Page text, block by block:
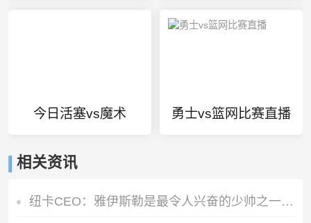
今日活塞vs魔术 勇士vs篮网比赛直播
相关资讯
纽卡CEO：雅伊斯勒是最令人兴奋的少帅之一，他是纽卡完美人选